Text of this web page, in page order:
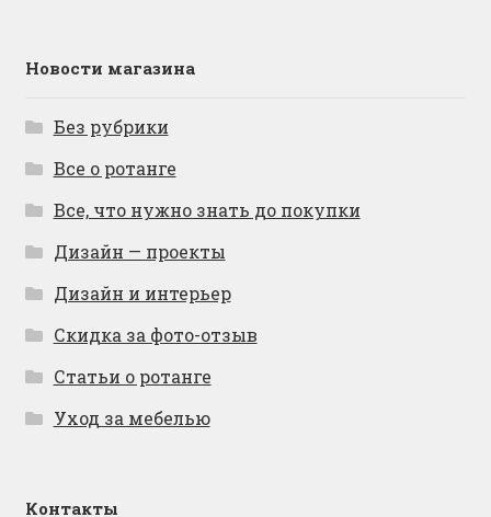
Новости магазина
Без рубрики
Все о ротанге
Все, что нужно знать до покупки
Дизайн — проекты
Дизайн и интерьер
Скидка за фото-отзыв
Статьи о ротанге
Уход за мебелью
Контакты